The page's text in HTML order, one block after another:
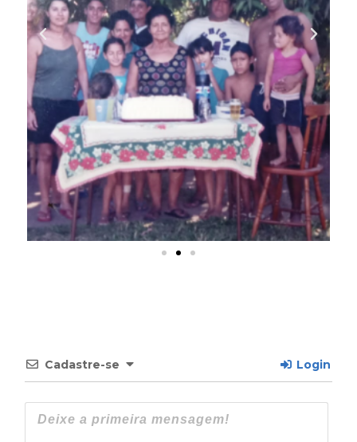
Cadastre-se Login